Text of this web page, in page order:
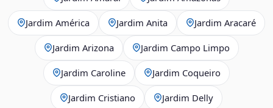
Jardim América Jardim Anita Jardim Aracaré
Jardim Arizona Jardim Campo Limpo
Jardim Caroline Jardim Coqueiro
Jardim Cristiano Jardim Delly